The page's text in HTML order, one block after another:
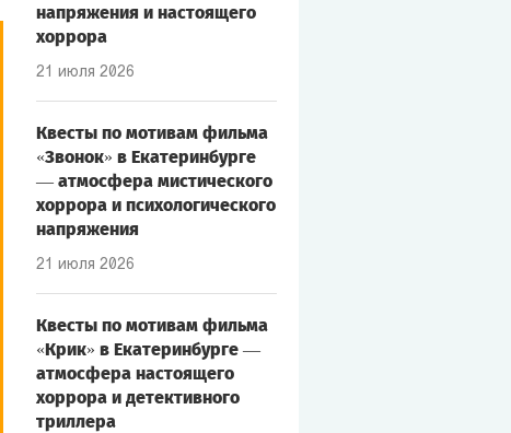
напряжения и настоящего
хоррора
21 июля 2026
Квесты по мотивам фильма
«Звонок» в Екатеринбурге
— атмосфера мистического
хоррора и психологического
напряжения
21 июля 2026
Квесты по мотивам фильма
«Крик» в Екатеринбурге —
атмосфера настоящего
хоррора и детективного
триллера